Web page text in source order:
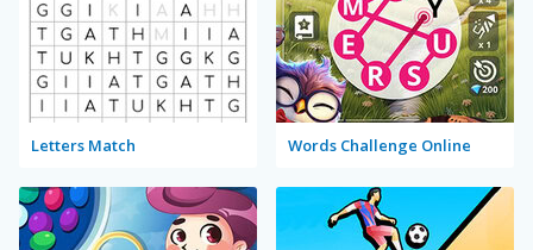
Letters Match Words Challenge Online